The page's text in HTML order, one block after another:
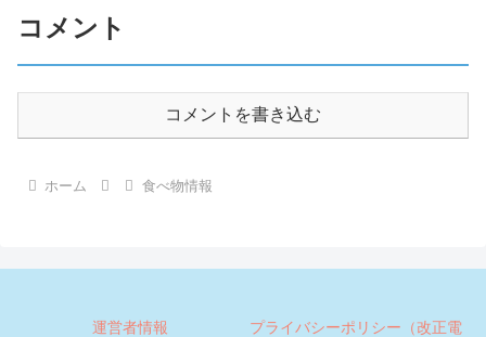
コメント
コメントを書き込む
ホーム 食べ物情報
運営者情報
プライバシーポリシー（改正電